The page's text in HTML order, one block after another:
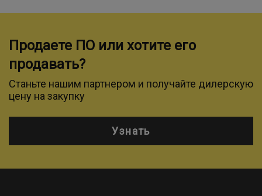
Продаете ПО или хотите его
продавать?
Станьте нашим партнером и получайте дилерскую
цену на закупку
Узнать